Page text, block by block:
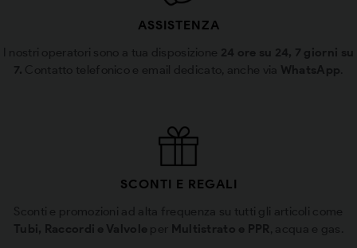
ASSISTENZA
I nostri operatori sono a tua disposizione 24 ore su 24, 7 giorni su
7. Contatto telefonico e email dedicato, anche via WhatsApp
SCONTI E REGALI
Sconti e promozioni ad alta frequenza su tutti gli articoli come
Tubi, Raccordi e Valvole per Multistrato e PPR , acqua e gas.